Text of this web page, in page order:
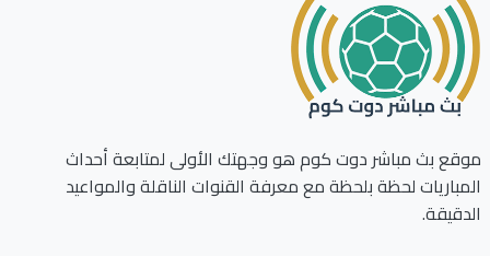
بث مباشر دوت كوم هو وجهتك الأولى لمتابعة أحداث
لحظة بلحظة مع معرفة القنوات الناقلة والمواعيد